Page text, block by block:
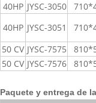
40HP JYSC-3050
40HP JYSC-3051
50 CV JYSC-7575
50 CV JYSC-7576
Paquete y entrega de